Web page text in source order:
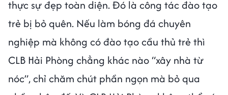
thực sự đẹp toàn diện. Đó là công tác đào tạo
trẻ bị bỏ quên. Nếu làm bóng đá chuyên
nghiệp mà không có đào tạo cầu thủ trẻ thì
CLB Hải Phòng chẳng khác nào “xây nhà từ
nóc”, chỉ chăm chút phần ngọn mà bỏ qua